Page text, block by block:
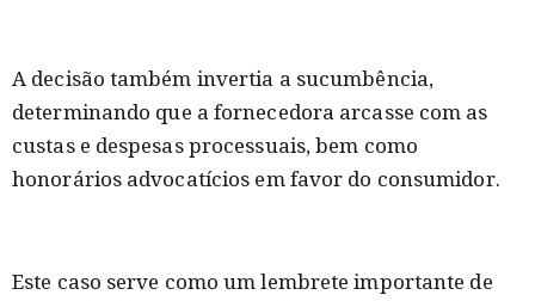
A decisão também invertia a sucumbência,
determinando que a fornecedora arcasse com as
custas e despesas processuais, bem como
honorários advocatícios em favor do consumidor.
Este caso serve como um lembrete importante de